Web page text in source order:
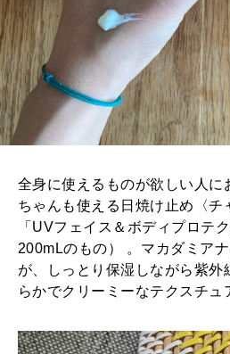
全身に使えるものが欲しい人に
ちゃんも使える日焼け止め〈チ
「UVフェイス＆ボディプロテ
200mLのもの） 。マカダミア
が、しっとり保湿しながら紫外
らかでクリーミーなテクスチュ